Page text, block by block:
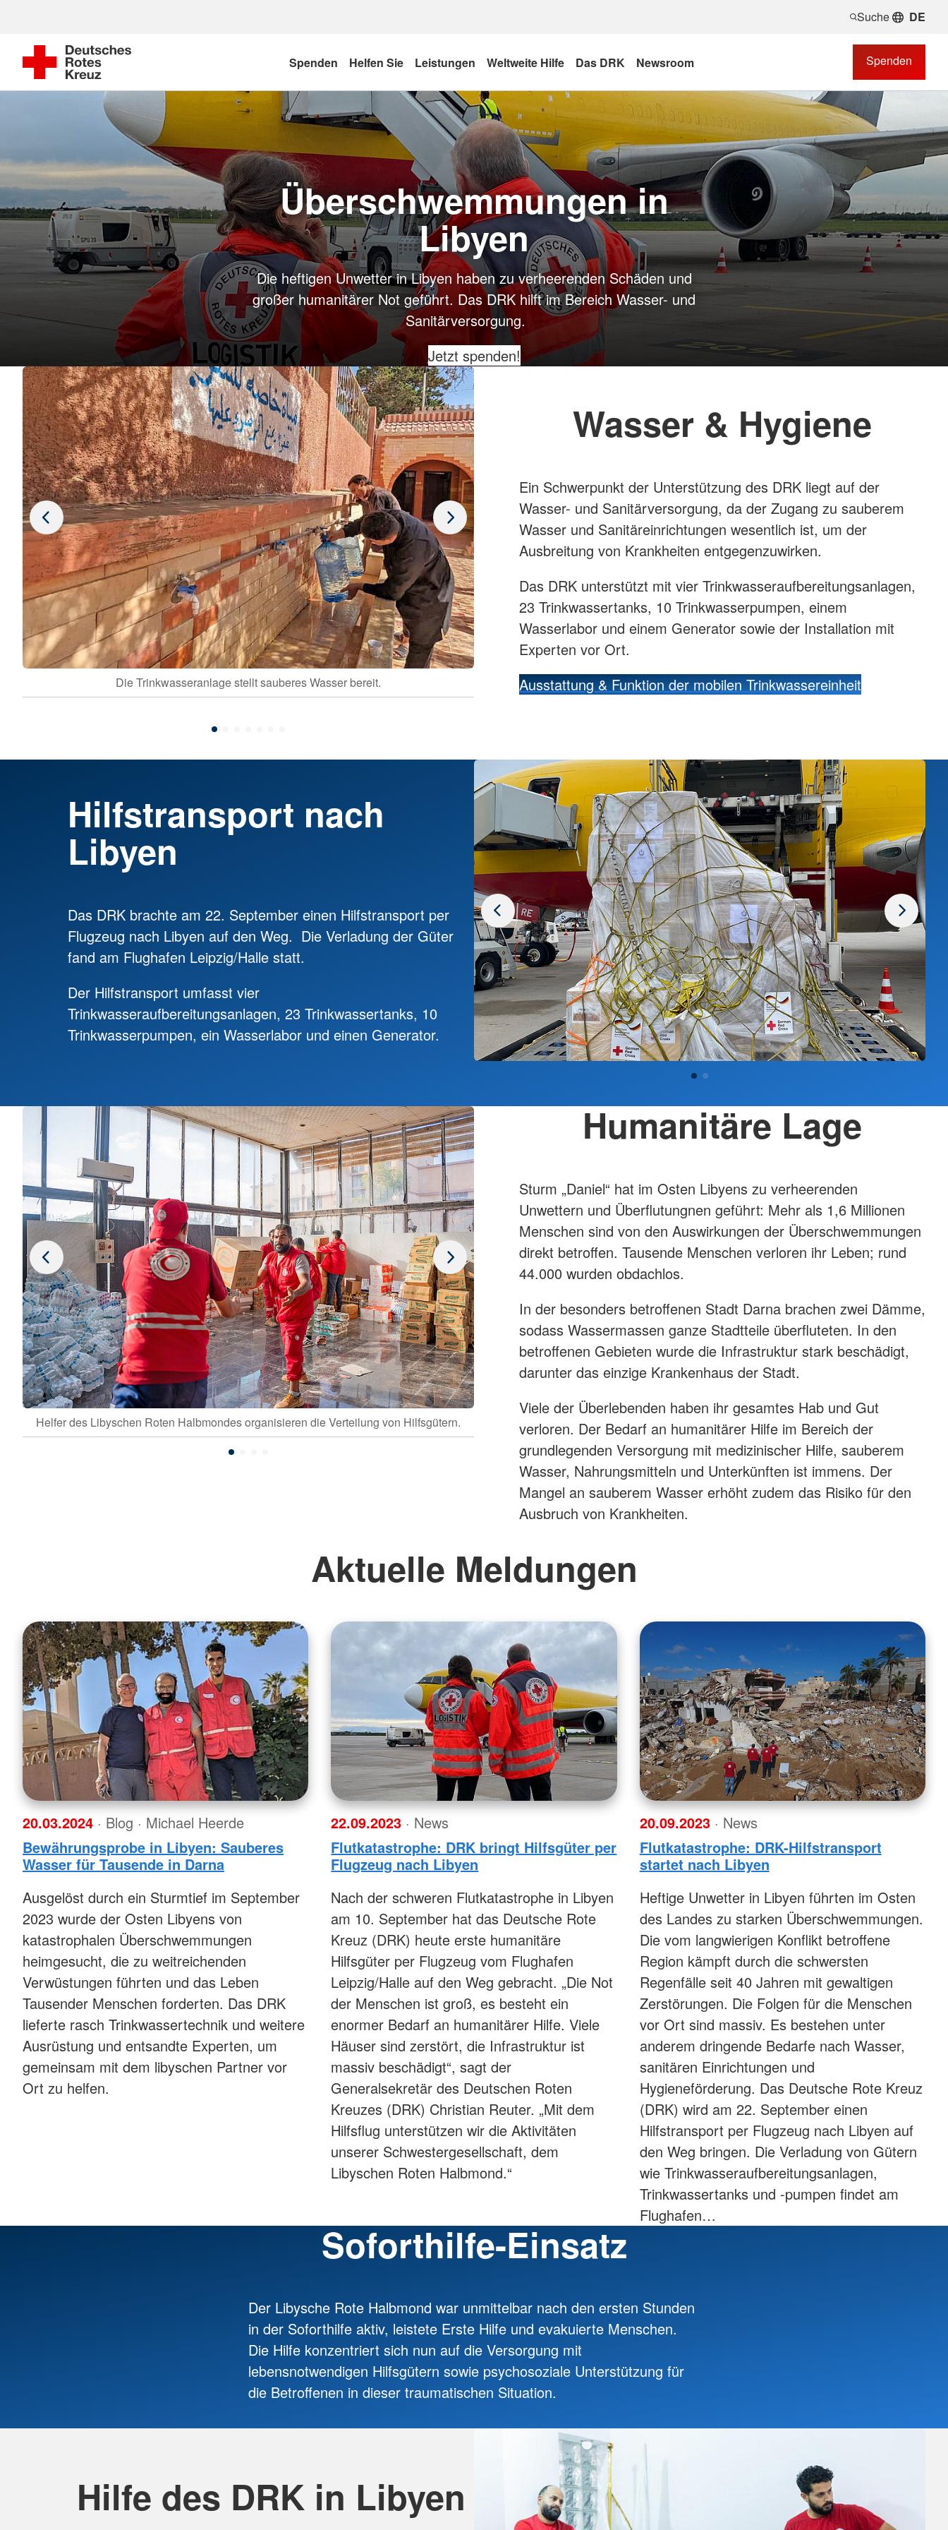
Suche DE
Spenden Helfen Sie Leistungen Weltweite Hilfe Das DRK Newsroom Spenden
Überschwemmungen in
Libyen
Die heftigen Unwetter in Libyen haben zu verheerenden Schäden und
großer humanitärer Not geführt. Das DRK hilft im Bereich Wasser- und
Sanitärversorgung.
Jetzt spenden!
Die Trinkwasseranlage stellt sauberes Wasser bereit. Teil der Anlage zum Filtern des Wassers.
Wasser & Hygiene
Ein Schwerpunkt der Unterstützung des DRK liegt auf der
Wasser- und Sanitärversorgung, da der Zugang zu sauberem
Wasser und Sanitäreinrichtungen wesentlich ist, um der
Ausbreitung von Krankheiten entgegenzuwirken.
Das DRK unterstützt mit vier Trinkwasseraufbereitungsanlagen,
23 Trinkwassertanks, 10 Trinkwasserpumpen, einem
Wasserlabor und einem Generator sowie der Installation mit
Experten vor Ort.
Ausstattung & Funktion der mobilen Trinkwassereinheit
Hilfstransport nach
Libyen
Das DRK brachte am 22. September einen Hilfstransport per
Flugzeug nach Libyen auf den Weg. Die Verladung der Güter
fand am Flughafen Leipzig/Halle statt.
Der Hilfstransport umfasst vier
Trinkwasseraufbereitungsanlagen, 23 Trinkwassertanks, 10
Trinkwasserpumpen, ein Wasserlabor und einen Generator.
Helfer des Libyschen Roten Halbmondes organisieren die Verteilung von Hilfsgütern. Nach der Katastrophe standen Rettungs- und Soforthilfe-Maßnahmen im Fokus.
Humanitäre Lage
Sturm „Daniel“ hat im Osten Libyens zu verheerenden
Unwettern und Überflutungnen geführt: Mehr als 1,6 Millionen
Menschen sind von den Auswirkungen der Überschwemmungen
direkt betroffen. Tausende Menschen verloren ihr Leben; rund
44.000 wurden obdachlos.
In der besonders betroffenen Stadt Darna brachen zwei Dämme,
sodass Wassermassen ganze Stadtteile überfluteten. In den
betroffenen Gebieten wurde die Infrastruktur stark beschädigt,
darunter das einzige Krankenhaus der Stadt.
Viele der Überlebenden haben ihr gesamtes Hab und Gut
verloren. Der Bedarf an humanitärer Hilfe im Bereich der
grundlegenden Versorgung mit medizinischer Hilfe, sauberem
Wasser, Nahrungsmitteln und Unterkünften ist immens. Der
Mangel an sauberem Wasser erhöht zudem das Risiko für den
Ausbruch von Krankheiten.
Aktuelle Meldungen
20.03.2024 · Blog · Michael Heerde
Bewährungsprobe in Libyen: Sauberes
Wasser für Tausende in Darna
Ausgelöst durch ein Sturmtief im September
2023 wurde der Osten Libyens von
katastrophalen Überschwemmungen
heimgesucht, die zu weitreichenden
Verwüstungen führten und das Leben
Tausender Menschen forderten. Das DRK
lieferte rasch Trinkwassertechnik und weitere
Ausrüstung und entsandte Experten, um
gemeinsam mit dem libyschen Partner vor
Ort zu helfen.
22.09.2023 · News
Flutkatastrophe: DRK bringt Hilfsgüter per
Flugzeug nach Libyen
Nach der schweren Flutkatastrophe in Libyen
am 10. September hat das Deutsche Rote
Kreuz (DRK) heute erste humanitäre
Hilfsgüter per Flugzeug vom Flughafen
Leipzig/Halle auf den Weg gebracht. „Die Not
der Menschen ist groß, es besteht ein
enormer Bedarf an humanitärer Hilfe. Viele
Häuser sind zerstört, die Infrastruktur ist
massiv beschädigt“, sagt der
Generalsekretär des Deutschen Roten
Kreuzes (DRK) Christian Reuter. „Mit dem
Hilfsflug unterstützen wir die Aktivitäten
unserer Schwestergesellschaft, dem
Libyschen Roten Halbmond.“
20.09.2023 · News
Flutkatastrophe: DRK-Hilfstransport
startet nach Libyen
Heftige Unwetter in Libyen führten im Osten
des Landes zu starken Überschwemmungen.
Die vom langwierigen Konflikt betroffene
Region kämpft durch die schwersten
Regenfälle seit 40 Jahren mit gewaltigen
Zerstörungen. Die Folgen für die Menschen
vor Ort sind massiv. Es bestehen unter
anderem dringende Bedarfe nach Wasser,
sanitären Einrichtungen und
Hygieneförderung. Das Deutsche Rote Kreuz
(DRK) wird am 22. September einen
Hilfstransport per Flugzeug nach Libyen auf
den Weg bringen. Die Verladung von Gütern
wie Trinkwasseraufbereitungsanlagen,
Trinkwassertanks und -pumpen findet am
Flughafen…
Soforthilfe-Einsatz
Der Libysche Rote Halbmond war unmittelbar nach den ersten Stunden
in der Soforthilfe aktiv, leistete Erste Hilfe und evakuierte Menschen.
Die Hilfe konzentriert sich nun auf die Versorgung mit
lebensnotwendigen Hilfsgütern sowie psychosoziale Unterstützung für
die Betroffenen in dieser traumatischen Situation.
Hilfe des DRK in Libyen